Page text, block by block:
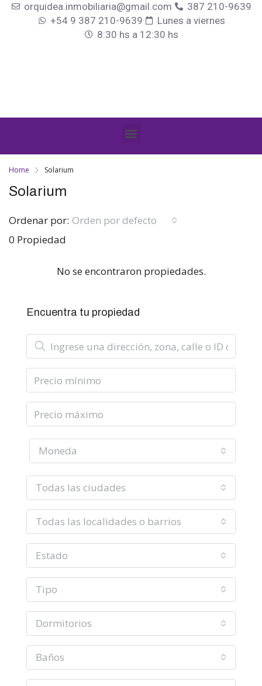
orquidea.inmobiliaria@gmail.com
387 210-9639
+54 9 387 210-9639
Lunes a viernes
8:30 hs a 12:30 hs
Home Solarium
Solarium
0 Propiedad
Ordenar por: Orden por defecto
No se encontraron propiedades.
Encuentra tu propiedad
Moneda
Todas las ciudades
Todas las localidades o barrios
Estado
Tipo
Dormitorios
Baños